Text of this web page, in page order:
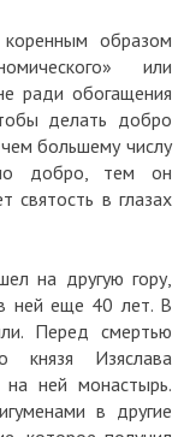
образом
или
ради обогащения
делать добро
большему числу
добро, тем он
святость в глазах
на другую гору,
ней еще 40 лет. В
Перед смертью
князя Изяслава
ней монастырь.
в другие